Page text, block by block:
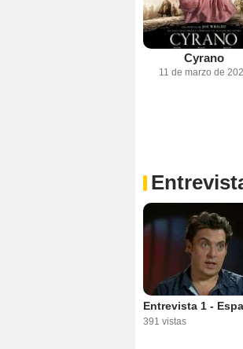
Cyrano
11 de marzo de
Entrevista 1 -
391 vistas